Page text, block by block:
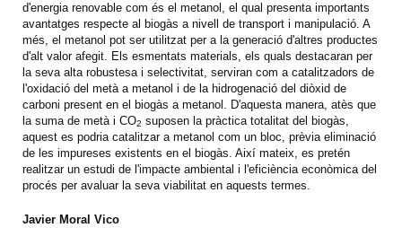
d'energia renovable com és el metanol, el qual presenta importants
avantatges respecte al biogàs a nivell de transport i manipulació. A
més, el metanol pot ser utilitzat per a la generació d'altres productes
d'alt valor afegit. Els esmentats materials, els quals destacaran per
la seva alta robustesa i selectivitat, serviran com a catalitzadors de
l'oxidació del metà a metanol i de la hidrogenació del diòxid de
carboni present en el biogàs a metanol. D'aquesta manera, atès que
la suma de metà i CO2 suposen la pràctica totalitat del biogàs,
aquest es podria catalitzar a metanol com un bloc, prèvia eliminació
de les impureses existents en el biogàs. Així mateix, es pretén
realitzar un estudi de l'impacte ambiental i l'eficiència econòmica del
procés per avaluar la seva viabilitat en aquests termes.
Javier Moral Vico